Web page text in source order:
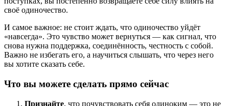
своё одиночество.
И самое важное: не стоит ждать, что одиночество уйдёт
«навсегда». Это чувство может вернуться — как сигнал, что
снова нужна поддержка, соединённость, честность с собой.
Важно не избегать его, а научиться слышать, что через него
вы хотите сказать себе.
Что вы можете сделать прямо сейчас
Признайте, что почувствовать себя одиноким — это не